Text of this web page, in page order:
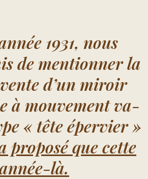
1931, nous
de mentionner la
d’un miroir
à mouvement va-
« tête épervier »
proposé que cette
là.